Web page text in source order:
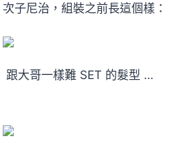
次子尼治，組裝之前長這個樣：
跟大哥一樣難 SET 的髮型 …